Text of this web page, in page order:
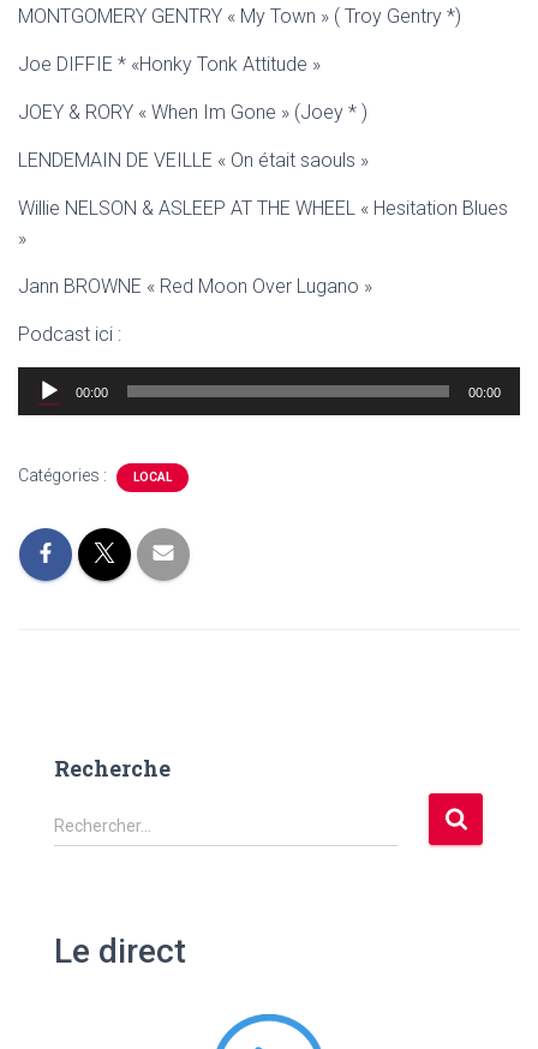
MONTGOMERY GENTRY « My Town » ( Troy Gentry *)
Joe DIFFIE * «Honky Tonk Attitude »
JOEY & RORY « When Im Gone » (Joey * )
LENDEMAIN DE VEILLE « On était saouls »
Willie NELSON & ASLEEP AT THE WHEEL « Hesitation Blues
»
Jann BROWNE « Red Moon Over Lugano »
Podcast ici :
Lecteur
audio
00:00 00:00
Catégories : LOCAL
Recherche
R
e
Rechercher…
Le direct